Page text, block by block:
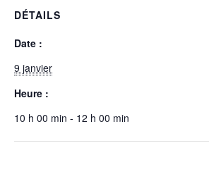
DÉTAILS
Date :
9 janvier
Heure :
10 h 00 min - 12 h 00 min